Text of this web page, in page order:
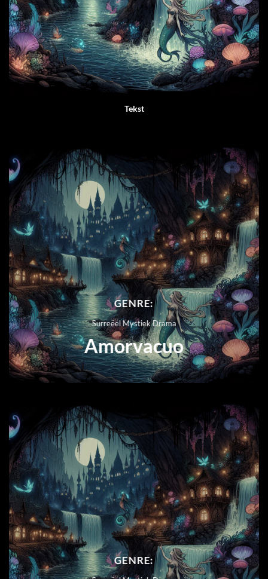
Tekst
GENRE:
Surreëel Mystiek Drama
Amorvacuo
GENRE: